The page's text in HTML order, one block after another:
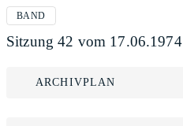
BAND
Sitzung 42 vom 17.06.1974
ARCHIVPLAN